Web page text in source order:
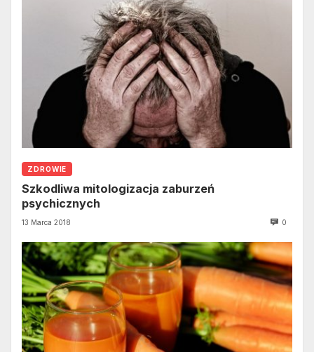
ZDROWIE
Szkodliwa mitologizacja zaburzeń
psychicznych
13 Marca 2018 0